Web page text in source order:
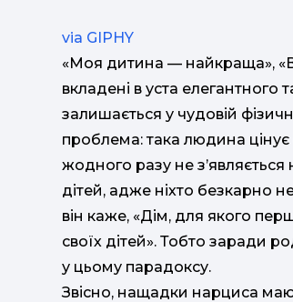
via GIPHY
«Моя дитина — найкраща»,
вкладені в уста елегантного
залишається у чудовій
проблема: така людина
жодного разу не
дітей, адже ніхто безкарно
він каже, «Дім, для якого
своїх дітей». Тобто заради
у цьому парадоксу.
Звісно, нащадки нарциса